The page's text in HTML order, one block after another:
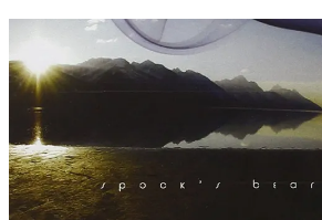
für
Abos
zahle
ich
und